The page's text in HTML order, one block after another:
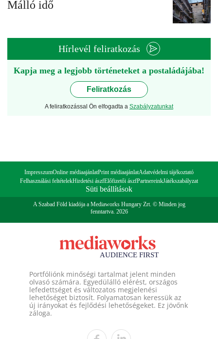
Málló idő
Hírlevél feliratkozás
Kapja meg a legjobb történeteket a postaládájába!
Feliratkozás
A feliratkozással Ön elfogadta a Szabályzatunkat
ImpresszumOnline médiaajánlatPrint médiaajánlatAdatvédelmi tájékoztató
Felhasználási feltételekHirdetési ászfElőfizetői ászfPartnereinkJátékszabályzat
Süti beállítások
A Szabad Föld kiadója a Mediaworks Hungary Zrt. © Minden jog
fenntartva. 2026
Portfóliónk minőségi tartalmat jelent minden
olvasó számára. Egyedülálló elérést, országos
lefedettséget és változatos megjelenési
lehetőséget biztosít. Folyamatosan keressük az
új irányokat és fejlődési lehetőségeket. Ez jövőnk
záloga.